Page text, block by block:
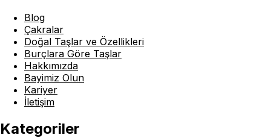
Blog
Çakralar
Doğal Taşlar ve Özellikleri
Burçlara Göre Taşlar
Hakkımızda
Bayimiz Olun
Kariyer
İletişim
Kategoriler